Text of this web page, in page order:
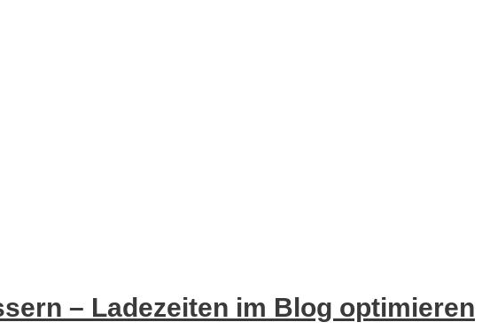
– Ladezeiten im Blog optimieren